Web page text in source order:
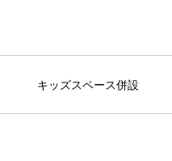
キッズスペース併設